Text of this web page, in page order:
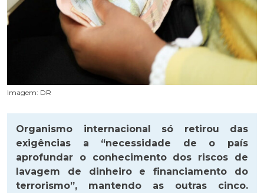
Imagem: DR
Organismo internacional só retirou das
exigências a “necessidade de o país
aprofundar o conhecimento dos riscos de
lavagem de dinheiro e financiamento do
terrorismo”, mantendo as outras cinco.